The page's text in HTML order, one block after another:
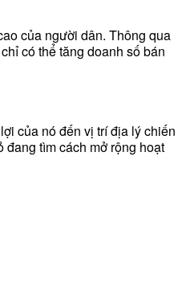
của người dân. Thông qua
có thể tăng doanh số bán
của nó đến vị trí địa lý chiến
tìm cách mở rộng hoạt